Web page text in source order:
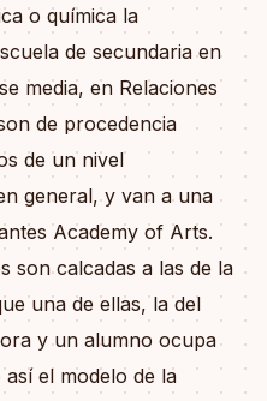
o química la
de secundaria en
media, en Relaciones
de procedencia
de un nivel
general, y van a una
Academy of Arts.
son calcadas a las de la
una de ellas, la del
y un alumno ocupa
el modelo de la